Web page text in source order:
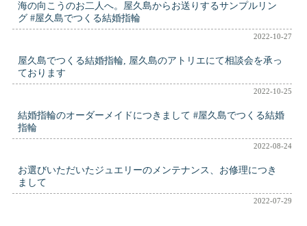
海の向こうのお二人へ。屋久島からお送りするサンプルリン
グ #屋久島でつくる結婚指輪
2022-10-27
屋久島でつくる結婚指輪, 屋久島のアトリエにて相談会を承っ
ております
2022-10-25
結婚指輪のオーダーメイドにつきまして #屋久島でつくる結婚
指輪
2022-08-24
お選びいただいたジュエリーのメンテナンス、お修理につき
まして
2022-07-29